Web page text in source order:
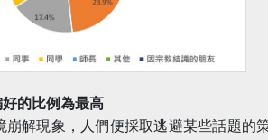
的比例為最高
解現象，人們便採取逃避某些話題的